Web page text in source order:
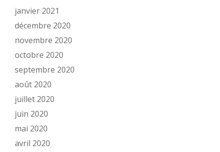
janvier 2021
décembre 2020
novembre 2020
octobre 2020
septembre 2020
août 2020
juillet 2020
juin 2020
mai 2020
avril 2020